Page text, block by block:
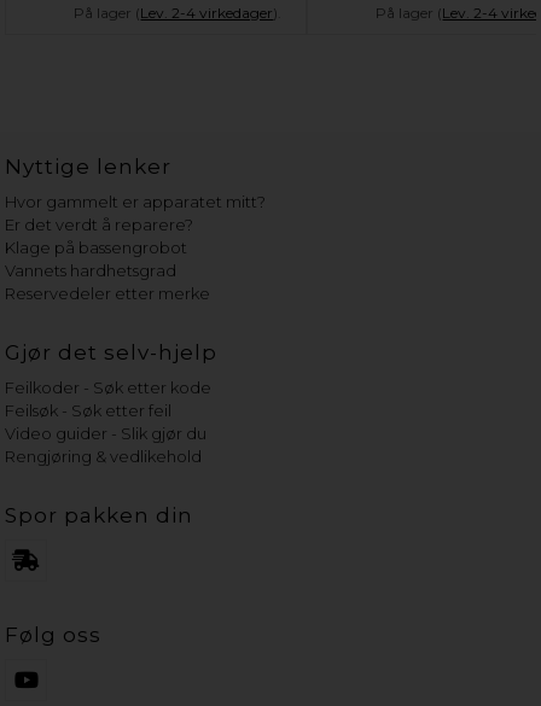
På lager (Lev. 2-4 virkedager). På lager (Lev. 2-4
Nyttige lenker
Hvor gammelt er apparatet mitt?
Er det verdt å reparere?
Klage på bassengrobot
Vannets hardhetsgrad
Reservedeler etter merke
Gjør det selv-hjelp
Feilkoder - Søk etter kode
Feilsøk - Søk etter feil
Video guider - Slik gjør du
Rengjøring & vedlikehold
Spor pakken din
Følg oss